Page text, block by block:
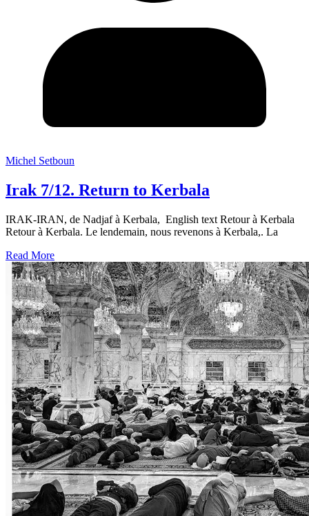
Michel Setboun
Irak 7/12. Return to Kerbala
IRAK-IRAN, de Nadjaf à Kerbala, English text Retour à Kerbala
Retour à Kerbala. Le lendemain, nous revenons à Kerbala,. La
Read More